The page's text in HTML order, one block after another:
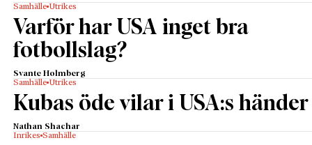
Samhälle Utrikes
Varför har USA inget bra
fotbollslag?
Svante Holmberg
Samhälle Utrikes
Kubas öde vilar i USA:s händer
Nathan Shachar
Inrikes Samhälle